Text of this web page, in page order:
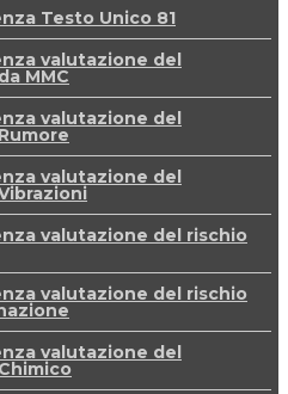
Testo Unico 81
valutazione del
MMC
valutazione del
valutazione del
valutazione del rischio
valutazione del rischio
valutazione del